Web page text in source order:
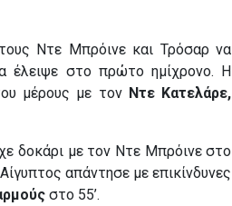
Ντε Μπρόινε και Τρόσαρ να
έλειψε στο πρώτο ημίχρονο. Η
μέρους με τον Ντε Κατελάρε,
δοκάρι με τον Ντε Μπρόινε στο
απάντησε με επικίνδυνες
στο 55’.